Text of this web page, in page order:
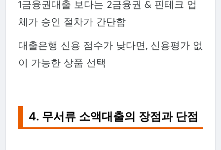
1금융권대출 보다는 2금융권 & 핀테크 업
체가 승인 절차가 간단함
대출은행 신용 점수가 낮다면, 신용평가 없
이 가능한 상품 선택
4. 무서류 소액대출의 장점과 단점